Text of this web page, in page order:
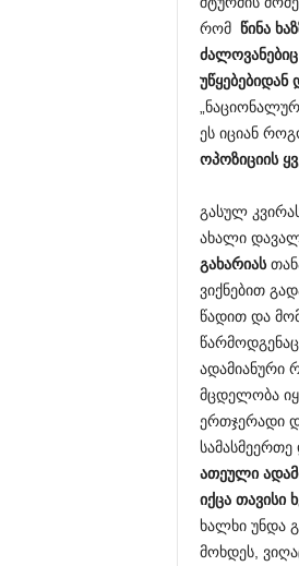
რომ წინა
ძალოვანებიც
უწყებებიდან
ეს იციან
ოპოზიციის
გასულ
ახალი
გახარიას
ვიქნებით
წადით და
ადამიანური
მცდელობა
ერთჯერადი
ათეული
იქცა თავისი
ხალხი უნდა
მოხდეს,